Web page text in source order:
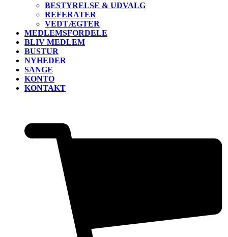
BESTYRELSE & UDVALG
REFERATER
VEDTÆGTER
MEDLEMSFORDELE
BLIV MEDLEM
BUSTUR
NYHEDER
SANGE
KONTO
KONTAKT